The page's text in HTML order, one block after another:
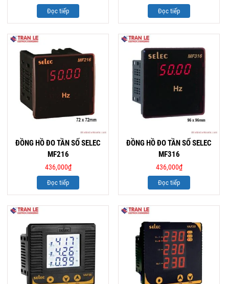
Đọc tiếp Đọc tiếp
ĐỒNG HỒ ĐO TẦN SỐ SELEC
MF216
436,000₫
Đọc tiếp
ĐỒNG HỒ ĐO TẦN SỐ SELEC
MF316
436,000₫
Đọc tiếp